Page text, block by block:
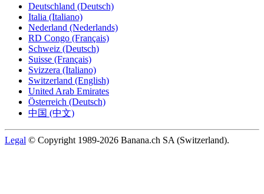
Deutschland (Deutsch)
Italia (Italiano)
Nederland (Nederlands)
RD Congo (Français)
Schweiz (Deutsch)
Suisse (Français)
Svizzera (Italiano)
Switzerland (English)
United Arab Emirates
Österreich (Deutsch)
中国 (中文)
Legal © Copyright 1989-2026 Banana.ch SA (Switzerland).